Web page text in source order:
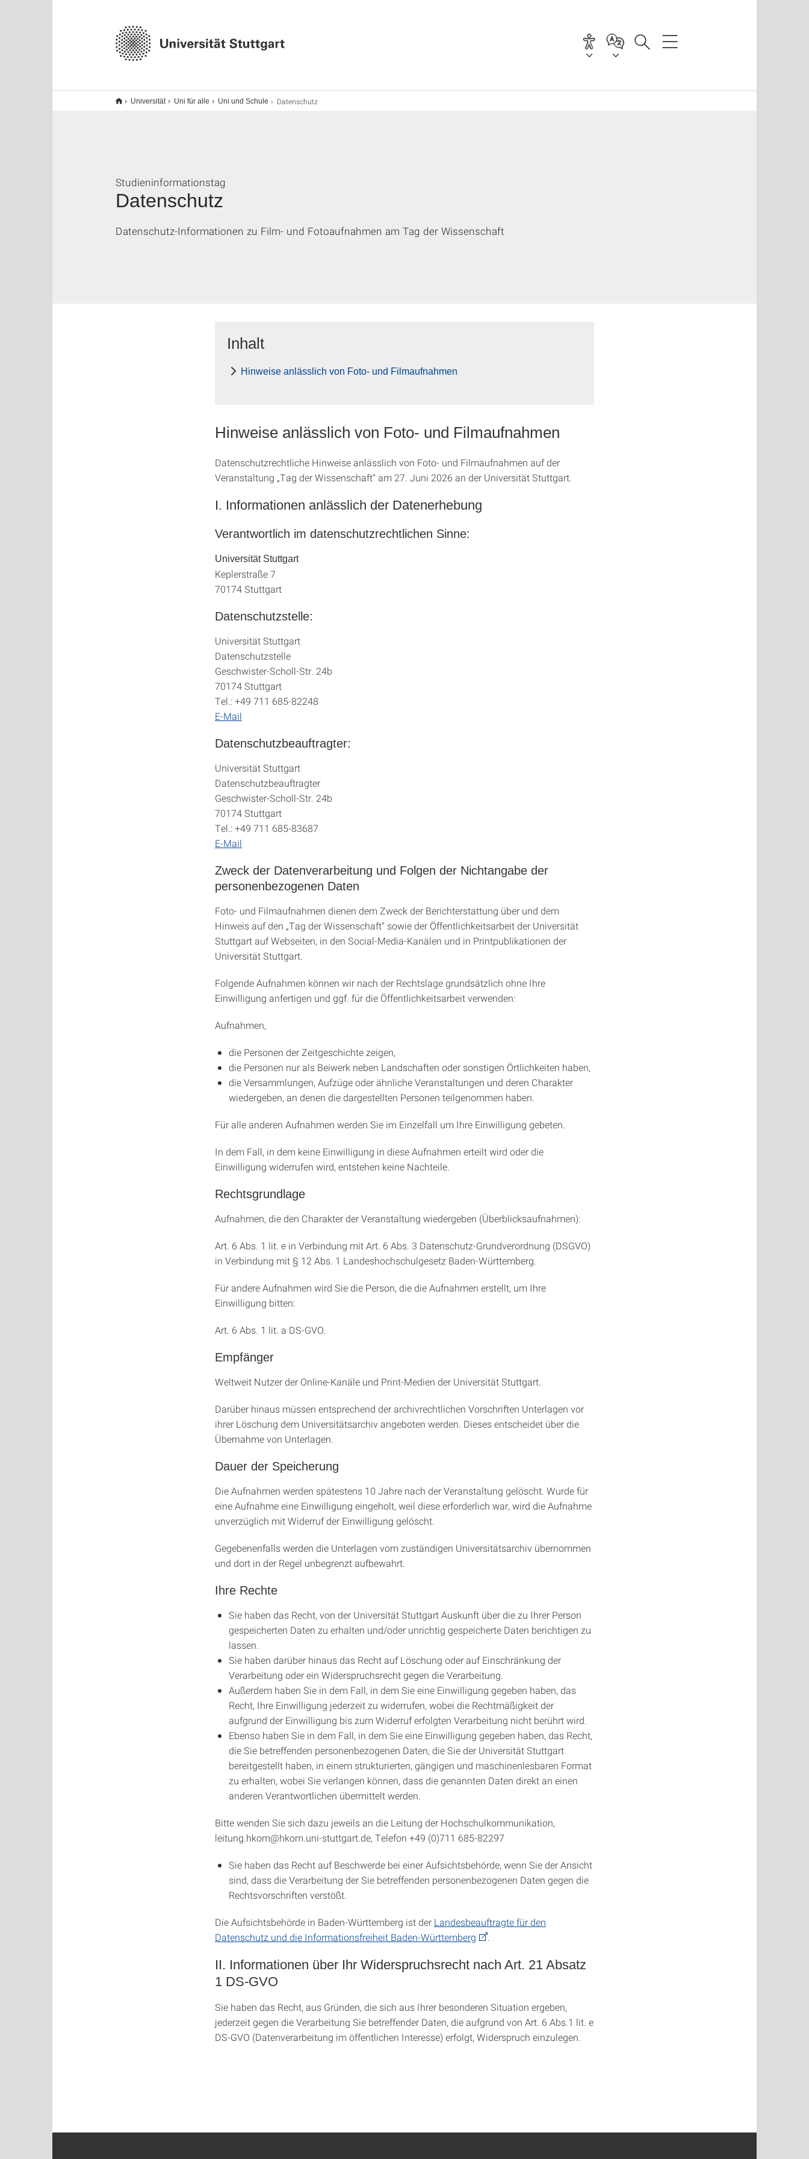
Universität Uni für alle Uni und Schule Datenschutz
Datenschutz
Studieninformationstag
Datenschutz-Informationen zu Film- und Fotoaufnahmen am Tag der Wissenschaft
Inhalt
Hinweise anlässlich von Foto- und Filmaufnahmen
Hinweise anlässlich von Foto- und Filmaufnahmen
Datenschutzrechtliche Hinweise anlässlich von Foto- und Filmaufnahmen auf der
Veranstaltung „Tag der Wissenschaft“ am 27. Juni 2026 an der Universität Stuttgart.
I. Informationen anlässlich der Datenerhebung
Verantwortlich im datenschutzrechtlichen Sinne:
Universität Stuttgart
Keplerstraße 7
70174 Stuttgart
Datenschutzstelle:
Universität Stuttgart
Datenschutzstelle
Geschwister-Scholl-Str. 24b
70174 Stuttgart
Tel.: +49 711 685-82248
E-Mail
Datenschutzbeauftragter:
Universität Stuttgart
Datenschutzbeauftragter
Geschwister-Scholl-Str. 24b
70174 Stuttgart
Tel.: +49 711 685-83687
E-Mail
Zweck der Datenverarbeitung und Folgen der Nichtangabe der
personenbezogenen Daten
Foto- und Filmaufnahmen dienen dem Zweck der Berichterstattung über und dem
Hinweis auf den „Tag der Wissenschaft“ sowie der Öffentlichkeitsarbeit der Universität
Stuttgart auf Webseiten, in den Social-Media-Kanälen und in Printpublikationen der
Universität Stuttgart.
Folgende Aufnahmen können wir nach der Rechtslage grundsätzlich ohne Ihre
Einwilligung anfertigen und ggf. für die Öffentlichkeitsarbeit verwenden:
Aufnahmen,
die Personen der Zeitgeschichte zeigen,
die Personen nur als Beiwerk neben Landschaften oder sonstigen Örtlichkeiten haben,
die Versammlungen, Aufzüge oder ähnliche Veranstaltungen und deren Charakter
wiedergeben, an denen die dargestellten Personen teilgenommen haben.
Für alle anderen Aufnahmen werden Sie im Einzelfall um Ihre Einwilligung gebeten.
In dem Fall, in dem keine Einwilligung in diese Aufnahmen erteilt wird oder die
Einwilligung widerrufen wird, entstehen keine Nachteile.
Rechtsgrundlage
Aufnahmen, die den Charakter der Veranstaltung wiedergeben (Überblicksaufnahmen):
Art. 6 Abs. 1 lit. e in Verbindung mit Art. 6 Abs. 3 Datenschutz-Grundverordnung (DSGVO)
in Verbindung mit § 12 Abs. 1 Landeshochschulgesetz Baden-Württemberg.
Für andere Aufnahmen wird Sie die Person, die die Aufnahmen erstellt, um Ihre
Einwilligung bitten:
Art. 6 Abs. 1 lit. a DS-GVO.
Empfänger
Weltweit Nutzer der Online-Kanäle und Print-Medien der Universität Stuttgart.
Darüber hinaus müssen entsprechend der archivrechtlichen Vorschriften Unterlagen vor
ihrer Löschung dem Universitätsarchiv angeboten werden. Dieses entscheidet über die
Übernahme von Unterlagen.
Dauer der Speicherung
Die Aufnahmen werden spätestens 10 Jahre nach der Veranstaltung gelöscht. Wurde für
eine Aufnahme eine Einwilligung eingeholt, weil diese erforderlich war, wird die Aufnahme
unverzüglich mit Widerruf der Einwilligung gelöscht.
Gegebenenfalls werden die Unterlagen vom zuständigen Universitätsarchiv übernommen
und dort in der Regel unbegrenzt aufbewahrt.
Ihre Rechte
Sie haben das Recht, von der Universität Stuttgart Auskunft über die zu Ihrer Person
gespeicherten Daten zu erhalten und/oder unrichtig gespeicherte Daten berichtigen zu
lassen.
Sie haben darüber hinaus das Recht auf Löschung oder auf Einschränkung der
Verarbeitung oder ein Widerspruchsrecht gegen die Verarbeitung.
Außerdem haben Sie in dem Fall, in dem Sie eine Einwilligung gegeben haben, das
Recht, Ihre Einwilligung jederzeit zu widerrufen, wobei die Rechtmäßigkeit der
aufgrund der Einwilligung bis zum Widerruf erfolgten Verarbeitung nicht berührt wird.
Ebenso haben Sie in dem Fall, in dem Sie eine Einwilligung gegeben haben, das Recht,
die Sie betreffenden personenbezogenen Daten, die Sie der Universität Stuttgart
bereitgestellt haben, in einem strukturierten, gängigen und maschinenlesbaren Format
zu erhalten, wobei Sie verlangen können, dass die genannten Daten direkt an einen
anderen Verantwortlichen übermittelt werden.
Bitte wenden Sie sich dazu jeweils an die Leitung der Hochschulkommunikation,
leitung.hkom@hkom.uni-stuttgart.de, Telefon +49 (0)711 685-82297
Sie haben das Recht auf Beschwerde bei einer Aufsichtsbehörde, wenn Sie der Ansicht
sind, dass die Verarbeitung der Sie betreffenden personenbezogenen Daten gegen die
Rechtsvorschriften verstößt.
Die Aufsichtsbehörde in Baden-Württemberg ist der Landesbeauftragte für den
Datenschutz und die Informationsfreiheit Baden-Württemberg
II. Informationen über Ihr Widerspruchsrecht nach Art. 21 Absatz
1 DS-GVO
Sie haben das Recht, aus Gründen, die sich aus Ihrer besonderen Situation ergeben,
jederzeit gegen die Verarbeitung Sie betreffender Daten, die aufgrund von Art. 6 Abs.1 lit. e
DS-GVO (Datenverarbeitung im öffentlichen Interesse) erfolgt, Widerspruch einzulegen.